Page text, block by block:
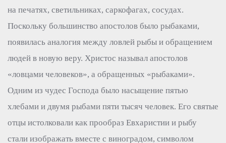
на печатях, светильниках, саркофагах, сосудах.
Поскольку большинство апостолов было рыбаками,
появилась аналогия между ловлей рыбы и обращением
людей в новую веру. Христос называл апостолов
«ловцами человеков», а обращенных «рыбаками».
Одним из чудес Господа было насыщение пятью
хлебами и двумя рыбами пяти тысяч человек. Его святые
отцы истолковали как прообраз Евхаристии и рыбу
стали изображать вместе с виноградом, символом